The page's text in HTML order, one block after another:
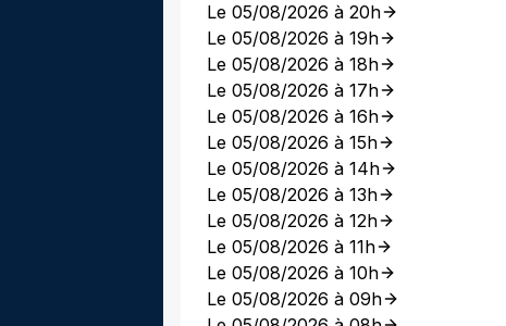
Le 05/08/2026 à 20h
Le 05/08/2026 à 19h
Le 05/08/2026 à 18h
Le 05/08/2026 à 17h
Le 05/08/2026 à 16h
Le 05/08/2026 à 15h
Le 05/08/2026 à 14h
Le 05/08/2026 à 13h
Le 05/08/2026 à 12h
Le 05/08/2026 à 11h
Le 05/08/2026 à 10h
Le 05/08/2026 à 09h